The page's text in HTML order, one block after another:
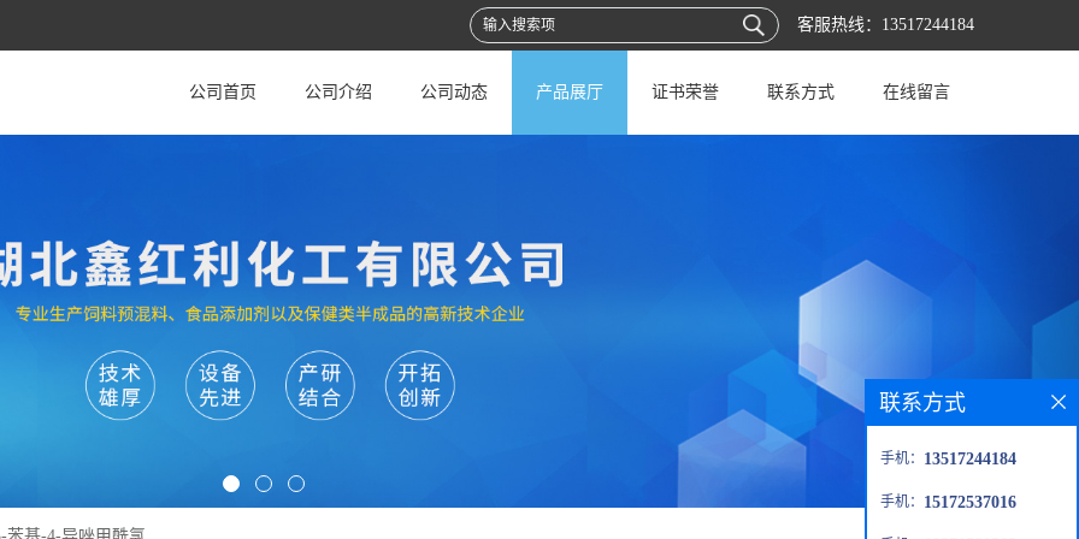
客服热线： 13517244184
公司首页 公司介绍 公司动态 产品展厅 证书荣誉 联系方式 在线留言
联系方式
手机： 13517244184
手机： 15172537016